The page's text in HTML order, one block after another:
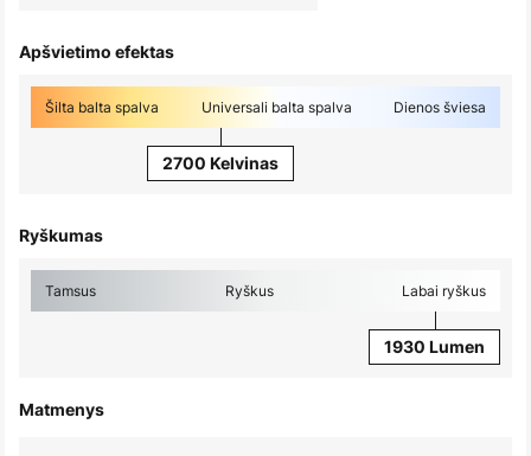
Apšvietimo efektas
Šilta balta spalva Universali balta spalva Dienos šviesa
2700 Kelvinas
Ryškumas
Tamsus Ryškus Labai ryškus
1930 Lumen
Matmenys